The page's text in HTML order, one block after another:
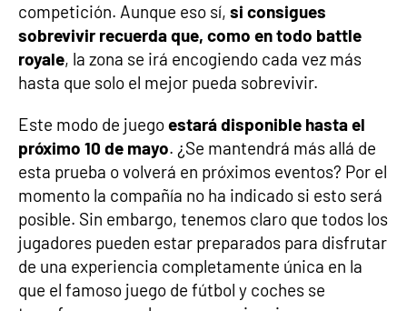
competición. Aunque eso sí, si consigues
sobrevivir recuerda que, como en todo battle
royale, la zona se irá encogiendo cada vez más
hasta que solo el mejor pueda sobrevivir.
Este modo de juegoestará disponible hasta el
próximo 10 de mayo. ¿Se mantendrá más allá de
esta prueba o volverá en próximos eventos? Por el
momento la compañía no ha indicado si esto será
posible. Sin embargo, tenemos claro que todos los
jugadores pueden estar preparados para disfrutar
de una experiencia completamente única en la
que el famoso juego de fútbol y coches se